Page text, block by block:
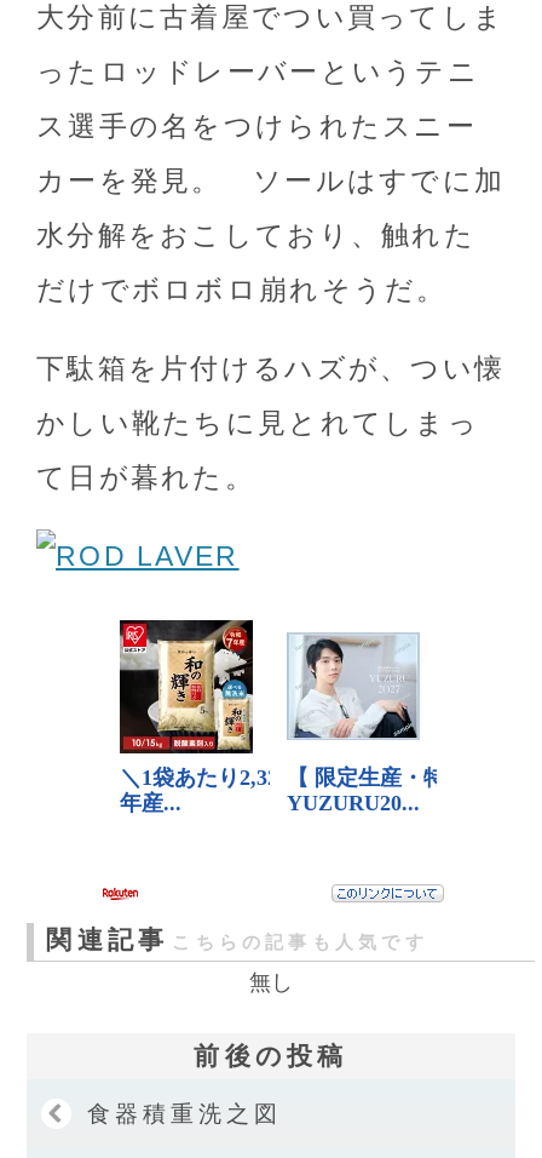
大分前に古着屋でつい買ってしま
ったロッドレーバーというテニ
ス選手の名をつけられたスニー
カーを発見。 ソールはすでに加
水分解をおこしており、触れた
だけでボロボロ崩れそうだ。
下駄箱を片付けるハズが、つい懐
かしい靴たちに見とれてしまっ
て日が暮れた。
関連記事 こちらの記事も人気です
無し
前後の投稿
食器積重洗之図